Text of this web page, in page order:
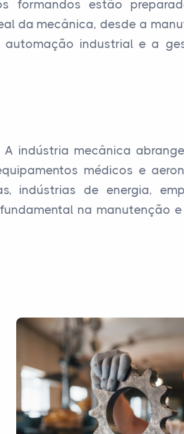
formandos estão
da mecânica, desde a
automação industrial e a
indústria mecânica
médicos e
indústrias de energia,
na manutenção